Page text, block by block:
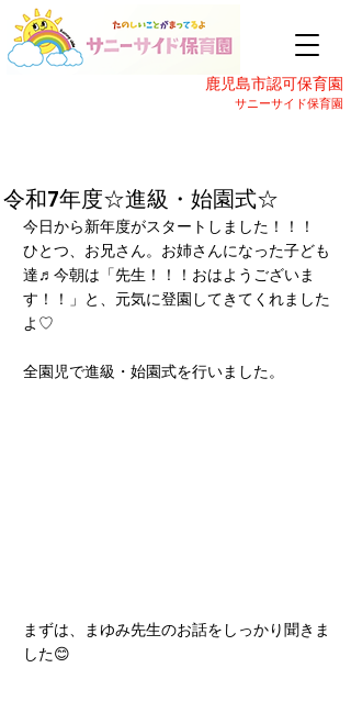
鹿児島市認可保育園
サニーサイド保育園
令和7年度☆進級・始園式☆
今日から新年度がスタートしました！！！
ひとつ、お兄さん。お姉さんになった子ども
達♬今朝は「先生！！！おはようございま
す！！」と、元気に登園してきてくれました
よ♡
全園児で進級・始園式を行いました。
まずは、まゆみ先生のお話をしっかり聞きま
した😊